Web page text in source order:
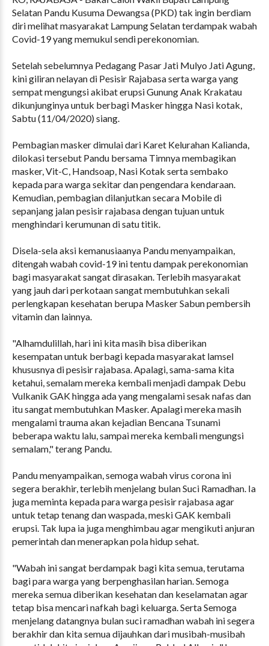
Selatan Pandu Kusuma Dewangsa (PKD) tak ingin berdiam
diri melihat masyarakat Lampung Selatan terdampak wabah
Covid-19 yang memukul sendi perekonomian.
Setelah sebelumnya Pedagang Pasar Jati Mulyo Jati Agung,
kini giliran nelayan di Pesisir Rajabasa serta warga yang
sempat mengungsi akibat erupsi Gunung Anak Krakatau
dikunjunginya untuk berbagi Masker hingga Nasi kotak,
Sabtu (11/04/2020) siang.
Pembagian masker dimulai dari Karet Kelurahan Kalianda,
dilokasi tersebut Pandu bersama Timnya membagikan
masker, Vit-C, Handsoap, Nasi Kotak serta sembako
kepada para warga sekitar dan pengendara kendaraan.
Kemudian, pembagian dilanjutkan secara Mobile di
sepanjang jalan pesisir rajabasa dengan tujuan untuk
menghindari kerumunan di satu titik.
Disela-sela aksi kemanusiaanya Pandu menyampaikan,
ditengah wabah covid-19 ini tentu dampak perekonomian
bagi masyarakat sangat dirasakan. Terlebih masyarakat
yang jauh dari perkotaan sangat membutuhkan sekali
perlengkapan kesehatan berupa Masker Sabun pembersih
vitamin dan lainnya.
"Alhamdulillah, hari ini kita masih bisa diberikan
kesempatan untuk berbagi kepada masyarakat lamsel
khususnya di pesisir rajabasa. Apalagi, sama-sama kita
ketahui, semalam mereka kembali menjadi dampak Debu
Vulkanik GAK hingga ada yang mengalami sesak nafas dan
itu sangat membutuhkan Masker. Apalagi mereka masih
mengalami trauma akan kejadian Bencana Tsunami
beberapa waktu lalu, sampai mereka kembali mengungsi
semalam," terang Pandu.
Pandu menyampaikan, semoga wabah virus corona ini
segera berakhir, terlebih menjelang bulan Suci Ramadhan. Ia
juga meminta kepada para warga pesisir rajabasa agar
untuk tetap tenang dan waspada, meski GAK kembali
erupsi. Tak lupa ia juga menghimbau agar mengikuti anjuran
pemerintah dan menerapkan pola hidup sehat.
"Wabah ini sangat berdampak bagi kita semua, terutama
bagi para warga yang berpenghasilan harian. Semoga
mereka semua diberikan kesehatan dan keselamatan agar
tetap bisa mencari nafkah bagi keluarga. Serta Semoga
menjelang datangnya bulan suci ramadhan wabah ini segera
berakhir dan kita semua dijauhkan dari musibah-musibah